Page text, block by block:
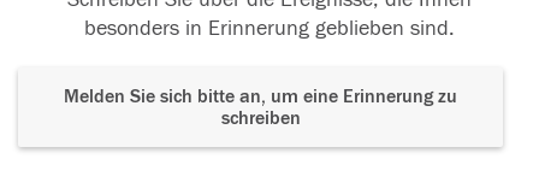
besonders in Erinnerung geblieben sind.
Melden Sie sich bitte an, um eine Erinnerung zu
schreiben